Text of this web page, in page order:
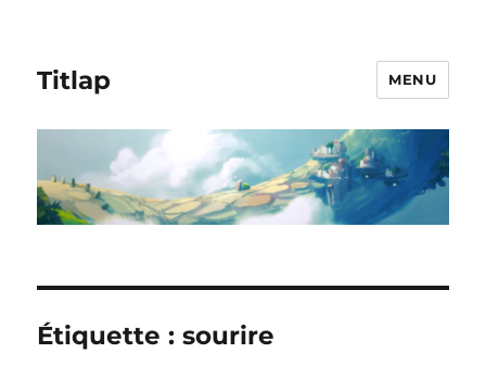
Titlap MENU
Étiquette :sourire